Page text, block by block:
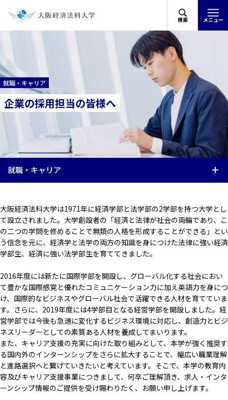
検索 メニュー
就職・キャリア
企業の採用担当の皆様へ
就職・キャリア
大阪経済法科大学は1971年に経済学部と法学部の2学部を持つ大学とし
て設立されました。大学創設者の「経済と法律が社会の両輪であり、こ
の二つの学問を修めることで無類の人格を形成することができる」とい
う信念を元に、経済学と法学の両方の知識を身につけた法律に強い経済
学部生、経済に強い法学部生を育ててきました。
2016年度には新たに国際学部を開設し、グローバル化する社会におい
て豊かな国際感覚と優れたコミュニケーション力に加え英語力を身につ
け、国際的なビジネスやグローバル社会で活躍できる人材を育てていま
す。さらに、2019年度には4学部目となる経営学部を開設しました。経
営学部では今後も急速に変化するビジネス環境に対応し、創造力とビジ
ネスリーダーとしての素質ある人材を養成してまいります。
また、キャリア支援の充実に向けた取り組みとして、本学が強く推奨す
る国内外のインターンシップをさらに拡大することで、幅広い職業理解
と進路選択へと繋げていきたいと考えています。そこで、本学の教育内
容及びキャリア支援事業につきまして、何卒ご理解頂き、求人・インタ
ーンシップ情報のご提供を受け賜わりたく、お願い申し上げます。